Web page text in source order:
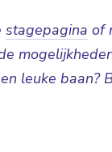
stagepagina of
leuke baan?